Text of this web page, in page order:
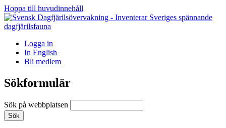
Hoppa till huvudinnehåll
Logga in
In English
Bli medlem
Sökformulär
Sök på webbplatsen